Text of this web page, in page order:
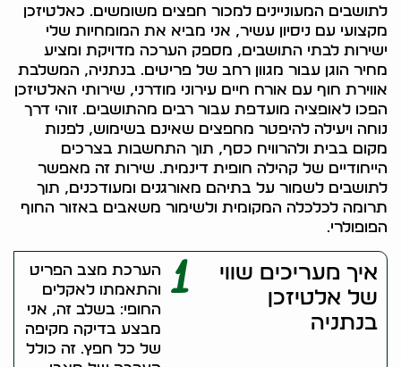
לתושבים המעוניינים למכור חפצים משומשים. כאלטיזכן
מקצועי עם ניסיון עשיר, אני מביא את המומחיות שלי
ישירות לבתי התושבים, מספק הערכה מדויקת ומציע
מחיר הוגן עבור מגוון רחב של פריטים. בנתניה, המשלבת
אווירת חוף עם אורח חיים עירוני מודרני, שירותי האלטיזכן
הפכו לאופציה מועדפת עבור רבים מהתושבים. זוהי דרך
נוחה ויעילה להיפטר מחפצים שאינם בשימוש, לפנות
מקום בבית ולהרוויח כסף, תוך התחשבות בצרכים
הייחודיים של קהילה חופית דינמית. שירות זה מאפשר
לתושבים לשמור על בתיהם מאורגנים ומעודכנים, תוך
תרומה לכלכלה המקומית ולשימור משאבים באזור החוף
הפופולרי.
איך מעריכים שווי
של אלטיזכן
בנתניה
1
הערכת מצב הפריט
והתאמתו לאקלים
החופי: בשלב זה, אני
מבצע בדיקה מקיפה
של כל חפץ. זה כולל